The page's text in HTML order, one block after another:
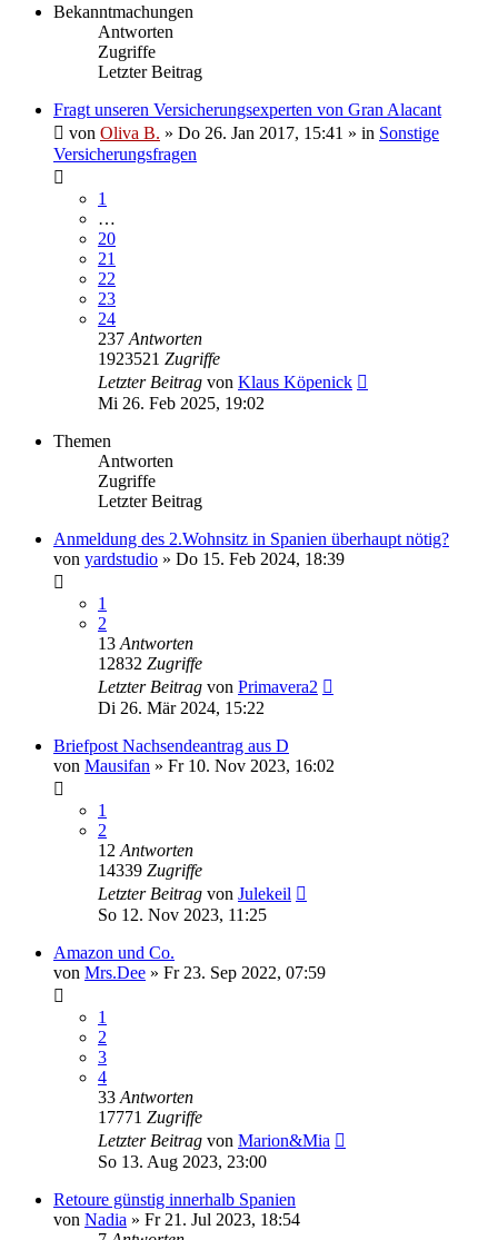
Bekanntmachungen
Antworten
Zugriffe
Letzter Beitrag
Fragt unseren Versicherungsexperten von Gran Alacant
von Oliva B. » Do 26. Jan 2017, 15:41 » in Sonstige
Versicherungsfragen
1
…
20
21
22
23
24
237 Antworten
1923521 Zugriffe
Letzter Beitrag von Klaus Köpenick
Mi 26. Feb 2025, 19:02
Themen
Antworten
Zugriffe
Letzter Beitrag
Anmeldung des 2.Wohnsitz in Spanien überhaupt nötig?
von yardstudio » Do 15. Feb 2024, 18:39
1
2
13 Antworten
12832 Zugriffe
Letzter Beitrag von Primavera2
Di 26. Mär 2024, 15:22
Briefpost Nachsendeantrag aus D
von Mausifan » Fr 10. Nov 2023, 16:02
1
2
12 Antworten
14339 Zugriffe
Letzter Beitrag von Julekeil
So 12. Nov 2023, 11:25
Amazon und Co.
von Mrs.Dee » Fr 23. Sep 2022, 07:59
1
2
3
4
33 Antworten
17771 Zugriffe
Letzter Beitrag von Marion&Mia
So 13. Aug 2023, 23:00
Retoure günstig innerhalb Spanien
von Nadia » Fr 21. Jul 2023, 18:54